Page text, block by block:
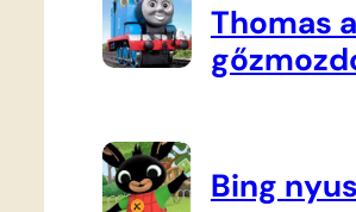
Thomas a
Bing